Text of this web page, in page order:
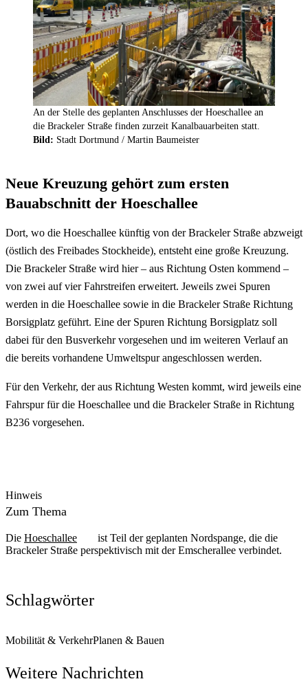
An der Stelle des geplanten Anschlusses der Hoeschallee an
die Brackeler Straße finden zurzeit Kanalbauarbeiten statt.
Bild: Stadt Dortmund / Martin Baumeister
Neue Kreuzung gehört zum ersten
Bauabschnitt der Hoeschallee
Dort, wo die Hoeschallee künftig von der Brackeler Straße abzweigt
(östlich des Freibades Stockheide), entsteht eine große Kreuzung.
Die Brackeler Straße wird hier – aus Richtung Osten kommend –
von zwei auf vier Fahrstreifen erweitert. Jeweils zwei Spuren
werden in die Hoeschallee sowie in die Brackeler Straße Richtung
Borsigplatz geführt. Eine der Spuren Richtung Borsigplatz soll
dabei für den Busverkehr vorgesehen und im weiteren Verlauf an
die bereits vorhandene Umweltspur angeschlossen werden.
Für den Verkehr, der aus Richtung Westen kommt, wird jeweils eine
Fahrspur für die Hoeschallee und die Brackeler Straße in Richtung
B236 vorgesehen.
Hinweis
Zum Thema
Die Hoeschallee
ist Teil der geplanten Nordspange, die die
Brackeler Straße perspektivisch mit der Emscherallee verbindet.
Schlagwörter
Mobilität & VerkehrPlanen & Bauen
Weitere Nachrichten